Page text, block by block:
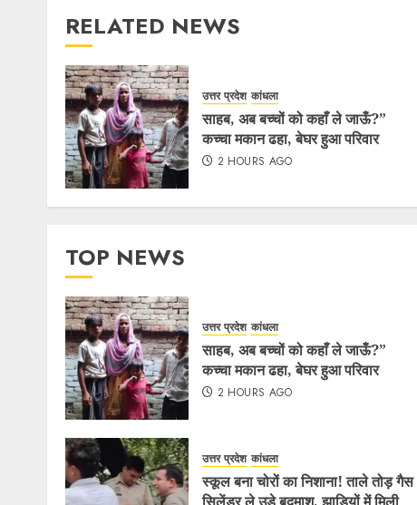
RELATED NEWS
उत्तर प्रदेश कांधला
साहब, अब बच्चों को कहाँ ले जाऊँ?”
कच्चा मकान ढहा, बेघर हुआ परिवार
2 HOURS AGO
TOP NEWS
उत्तर प्रदेश कांधला
साहब, अब बच्चों को कहाँ ले जाऊँ?”
कच्चा मकान ढहा, बेघर हुआ परिवार
2 HOURS AGO
उत्तर प्रदेश कांधला
स्कूल बना चोरों का निशाना! ताले तोड़ गैस
सिलेंडर ले उड़े बदमाश, झाड़ियों में मिली